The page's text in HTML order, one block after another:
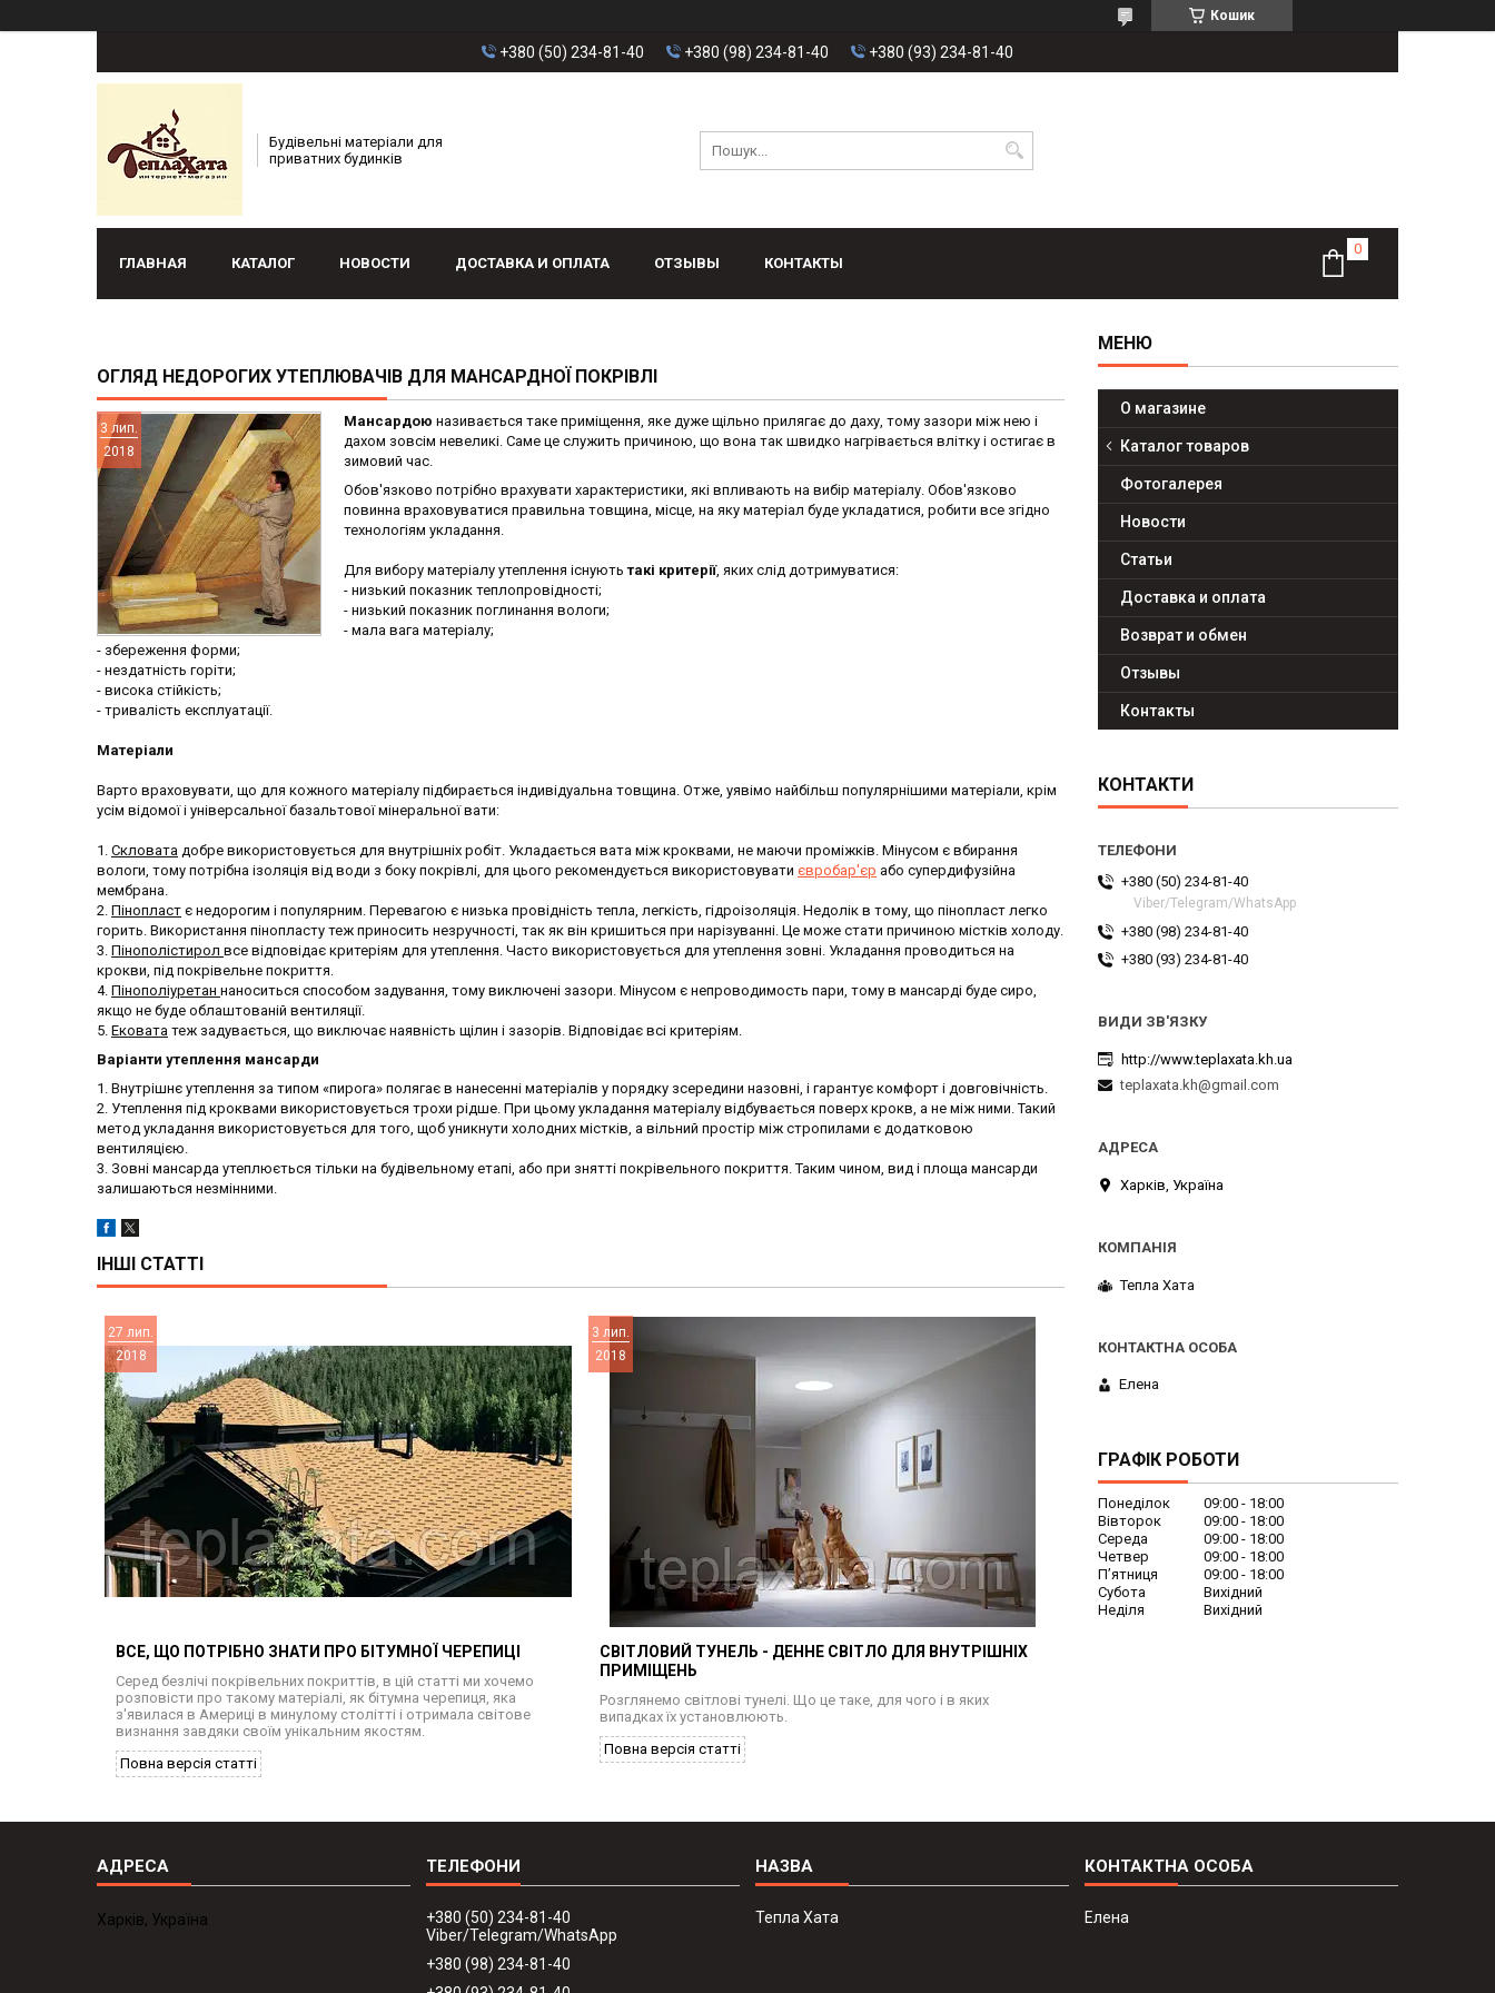
Кошик
+380 (50) 234-81-40 +380 (98) 234-81-40 +380 (93) 234-81-40
Будівельні матеріали для
приватних будинків
ГЛАВНАЯ КАТАЛОГ НОВОСТИ ДОСТАВКА И ОПЛАТА ОТЗЫВЫ КОНТАКТЫ
ОГЛЯД НЕДОРОГИХ УТЕПЛЮВАЧІВ ДЛЯ МАНСАРДНОЇ ПОКРІВЛІ
3 лип.
2018
Мансардою називається таке приміщення, яке дуже щільно прилягає до даху, тому зазори між нею і
дахом зовсім невеликі. Саме це служить причиною, що вона так швидко нагрівається влітку і остигає в
зимовий час.
Обов'язково потрібно врахувати характеристики, які впливають на вибір матеріалу. Обов'язково
повинна враховуватися правильна товщина, місце, на яку матеріал буде укладатися, робити все згідно
технологіям укладання.
Для вибору матеріалу утеплення існуютьтакі критерії, яких слід дотримуватися:
- низький показник теплопровідності;
- низький показник поглинання вологи;
- мала вага матеріалу;
- збереження форми;
- нездатність горіти;
- висока стійкість;
- тривалість експлуатації.
Матеріали
Варто враховувати, що для кожного матеріалу підбирається індивідуальна товщина. Отже, уявімо найбільш популярнішими матеріали, крім
усім відомої і універсальної базальтової мінеральної вати:
1. Скловата добре використовується для внутрішніх робіт. Укладається вата між кроквами, не маючи проміжків. Мінусом є вбирання
вологи, тому потрібна ізоляція від води з боку покрівлі, для цього рекомендується використовувати євробар'єр або супердифузійна
мембрана.
2. Пінопласт є недорогим і популярним. Перевагою є низька провідність тепла, легкість, гідроізоляція. Недолік в тому, що пінопласт легко
горить. Використання пінопласту теж приносить незручності, так як він кришиться при нарізуванні. Це може стати причиною містків холоду.
3. Пінополістирол все відповідає критеріям для утеплення. Часто використовується для утеплення зовні. Укладання проводиться на
крокви, під покрівельне покриття.
4. Пінополіуретан наноситься способом задування, тому виключені зазори. Мінусом є непроводимость пари, тому в мансарді буде сиро,
якщо не буде облаштованій вентиляції.
5. Ековата теж задувається, що виключає наявність щілин і зазорів. Відповідає всі критеріям.
Варіанти утеплення мансарди
1. Внутрішнє утеплення за типом «пирога» полягає в нанесенні матеріалів у порядку зсередини назовні, і гарантує комфорт і довговічність.
2. Утеплення під кроквами використовується трохи рідше. При цьому укладання матеріалу відбувається поверх крокв, а не між ними. Такий
метод укладання використовується для того, щоб уникнути холодних містків, а вільний простір між стропилами є додатковою
вентиляцією.
3. Зовні мансарда утеплюється тільки на будівельному етапі, або при знятті покрівельного покриття. Таким чином, вид і площа мансарди
залишаються незмінними.
ІНШІ СТАТТІ
27 лип.
2018
ВСЕ, ЩО ПОТРІБНО ЗНАТИ ПРО БІТУМНОЇ ЧЕРЕПИЦІ
Серед безлічі покрівельних покриттів, в цій статті ми хочемо
розповісти про такому матеріалі, як бітумна черепиця, яка
з'явилася в Америці в минулому столітті і отримала світове
визнання завдяки своїм унікальним якостям.
Повна версія статті
3 лип.
2018
СВІТЛОВИЙ ТУНЕЛЬ - ДЕННЕ СВІТЛО ДЛЯ ВНУТРІШНІХ
ПРИМІЩЕНЬ
Розглянемо світлові тунелі. Що це таке, для чого і в яких
випадках їх установлюють.
Повна версія статті
О магазине
Каталог товаров
Фотогалерея
Новости
Статьи
Доставка и оплата
Возврат и обмен
Отзывы
Контакты
КОНТАКТИ
+380 (50) 234-81-40
Viber/Telegram/WhatsApp
+380 (98) 234-81-40
+380 (93) 234-81-40
http://www.teplaxata.kh.ua
teplaxata.kh@gmail.com
Харків, Україна
Тепла Хата
Елена
ГРАФІК РОБОТИ
Понеділок 09:00
18:00
Вівторок
09:00
18:00
Середа
09:00
18:00
Четвер
09:00
18:00
Пʼятниця
09:00
18:00
Субота
Вихідний
Неділя
Вихідний
Харків, Україна
+380 (50) 234-81-40
Viber/Telegram/WhatsApp
+380 (98) 234-81-40
Тепла Хата Елена